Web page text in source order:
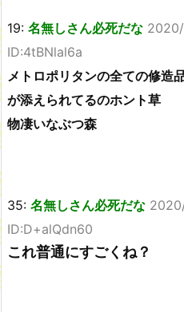
19: 名無しさん必死だな
ID:4tBNlal6a
メトロポリタンの全ての修造
が添えられてるのホント草
物凄いなぶつ森
35: 名無しさん必死だな
ID:D+alQdn60
これ普通にすごくね？